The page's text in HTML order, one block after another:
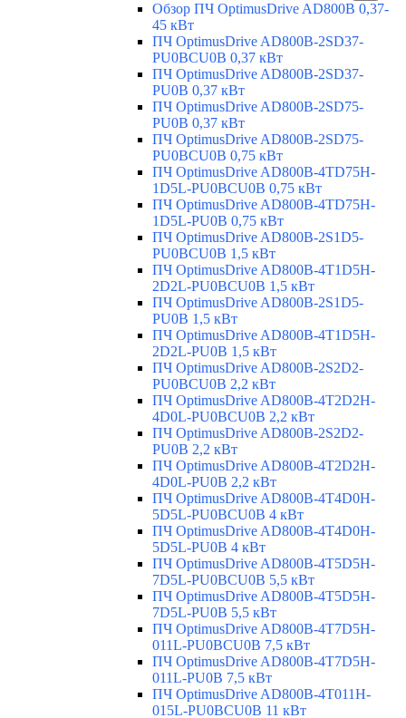
Обзор ПЧ OptimusDrive AD800B 0,37-
45 кВт
ПЧ OptimusDrive AD800B-2SD37-
PU0BCU0B 0,37 кВт
ПЧ OptimusDrive AD800B-2SD37-
PU0B 0,37 кВт
ПЧ OptimusDrive AD800B-2SD75-
PU0B 0,37 кВт
ПЧ OptimusDrive AD800B-2SD75-
PU0BCU0B 0,75 кВт
ПЧ OptimusDrive AD800B-4TD75H-
1D5L-PU0BCU0B 0,75 кВт
ПЧ OptimusDrive AD800B-4TD75H-
1D5L-PU0B 0,75 кВт
ПЧ OptimusDrive AD800B-2S1D5-
PU0BCU0B 1,5 кВт
ПЧ OptimusDrive AD800B-4T1D5H-
2D2L-PU0BCU0B 1,5 кВт
ПЧ OptimusDrive AD800B-2S1D5-
PU0B 1,5 кВт
ПЧ OptimusDrive AD800B-4T1D5H-
2D2L-PU0B 1,5 кВт
ПЧ OptimusDrive AD800B-2S2D2-
PU0BCU0B 2,2 кВт
ПЧ OptimusDrive AD800B-4T2D2H-
4D0L-PU0BCU0B 2,2 кВт
ПЧ OptimusDrive AD800B-2S2D2-
PU0B 2,2 кВт
ПЧ OptimusDrive AD800B-4T2D2H-
4D0L-PU0B 2,2 кВт
ПЧ OptimusDrive AD800B-4T4D0H-
5D5L-PU0BCU0B 4 кВт
ПЧ OptimusDrive AD800B-4T4D0H-
5D5L-PU0B 4 кВт
ПЧ OptimusDrive AD800B-4T5D5H-
7D5L-PU0BCU0B 5,5 кВт
ПЧ OptimusDrive AD800B-4T5D5H-
7D5L-PU0B 5,5 кВт
ПЧ OptimusDrive AD800B-4T7D5H-
011L-PU0BCU0B 7,5 кВт
ПЧ OptimusDrive AD800B-4T7D5H-
011L-PU0B 7,5 кВт
ПЧ OptimusDrive AD800B-4T011H-
015L-PU0BCU0B 11 кВт